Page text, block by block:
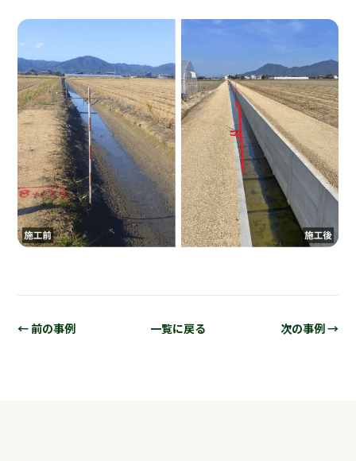
← 前の事例 一覧に戻る 次の事例 →